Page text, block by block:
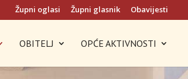
Župni oglasi Župni glasnik Obavijesti
OBITELJ OPĆE AKTIVNOSTI